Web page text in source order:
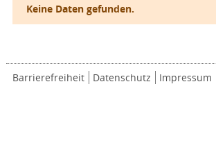
Keine Daten gefunden.
Barrierefreiheit Datenschutz Impressum